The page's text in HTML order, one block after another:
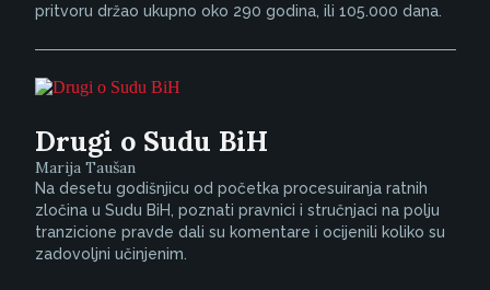
pritvoru držao ukupno oko 290 godina, ili 105.000 dana.
Drugi o Sudu BiH
Marija Taušan
Na desetu godišnjicu od početka procesuiranja ratnih
zločina u Sudu BiH, poznati pravnici i stručnjaci na polju
tranzicione pravde dali su komentare i ocijenili koliko su
zadovoljni učinjenim.